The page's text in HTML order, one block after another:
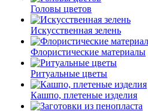
Головы цветов
Искусственная зелень
Флористические материалы
Ритуальные цветы
Кашпо, плетеные изделия